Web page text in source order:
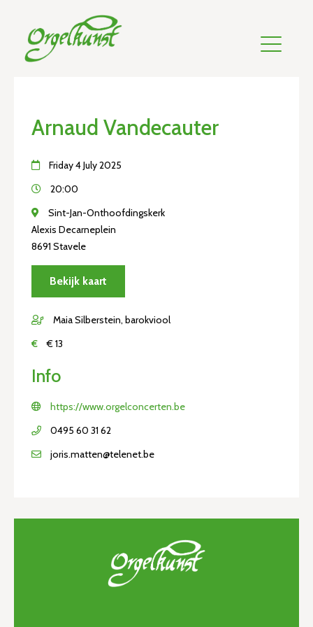
Arnaud Vandecauter
Friday 4 July 2025
20:00
Sint-Jan-Onthoofdingskerk
Alexis Decarneplein
8691 Stavele
Bekijk kaart
Maia Silberstein, barokviool
€
€ 13
Info
https://www.orgelconcerten.be
0495 60 31 62
joris.matten@telenet.be